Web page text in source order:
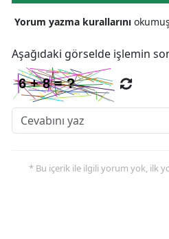
Yorum yazma kurallarını
Aşağıdaki görselde işlemin
* Bu içerik ile ilgili yorum yok, ilk